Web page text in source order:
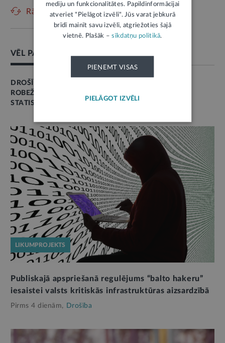
Rādīt vēl
VĒL PAR ŠO TĒMU
DROŠĪBA
ROBEŽŠĶĒRSOŠANA
STATISTIKA
LIKUMPROJEKTS
Publiskajā apspriešanā regulējums “balto hakeru”
iesaistei valsts kritiskās infrastruktūras aizsardzībā
Pirms 4 dienām, Drošība
mediju un funkcionalitātes. Papildinformācijai
atveriet "Pielāgot izvēli". Jūs varat jebkurā
brīdī mainīt savu izvēli, atgriežoties šajā
vietnē. Plašāk –sīkdatņu politikā.
PIEŅEMT VISAS
PIELĀGOT IZVĒLI